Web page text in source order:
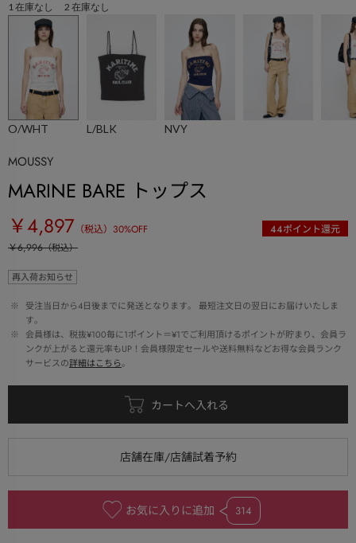
1 在庫なし 2 在庫なし
O/WHT L/BLK NVY
MOUSSY
MARINE BARE トップス
￥4,897 （税込） 30%OFF 44ポイント還元
￥6,996（税込）
再入荷お知らせ
※
受注当日から4日後までに発送となります。 最短注文日の翌日にお届けいたしま
す。
※
会員様は、税抜¥100毎に1ポイント＝¥1でご利用頂けるポイントが貯まり、会員ラ
ンクが上がると還元率もUP！会員様限定セールや送料無料などお得な会員ランク
サービスの詳細はこちら。
お気に入りに追加 314